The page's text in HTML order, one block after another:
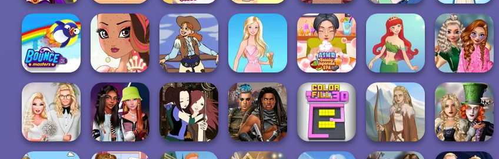
Evil Queen's
Revenge
TB Avataria Life
Girl
BFF Math Class
Dora Cooking in
la Cucina
Casual Icon
Maker
A Girl And Her Pet Folklore Fashion
Bouncemasters Fairy Tale High Cowgirl Barbie
ASMR Beauty
Japanese Spa
Cute Mermaid
School
Popularity
Challenge